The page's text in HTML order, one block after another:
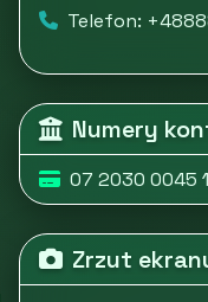
Telefon:
Numery
07 2030 0045
Zrzut